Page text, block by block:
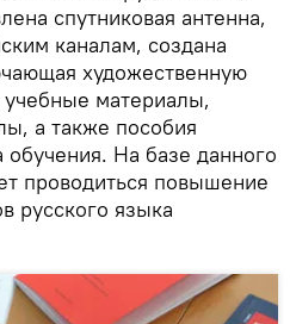
спутниковая антенна,
каналам, создана
художественную
учебные материалы,
а также пособия
обучения. На базе данного
проводиться повышение
русского языка